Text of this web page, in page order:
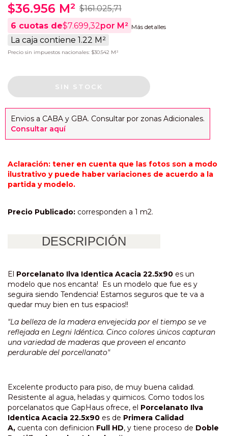
$36.956 M² $161.025,71
6 cuotas de$7.699,32por M² Más detalles
La caja contiene 1.22 M²
Precio sin impuestos nacionales: $30.542 M²
Envios a CABA y GBA. Consultar por zonas Adicionales.
Consultar aquí
Aclaración: tener en cuenta que las fotos son a modo
ilustrativo y puede haber variaciones de acuerdo a la
partida y modelo.
Precio Publicado: corresponden a 1 m2.
DESCRIPCIÓN
El Porcelanato Ilva Identica Acacia 22.5x90 es un
modelo que nos encanta! Es un modelo que fue es y
seguira siendo Tendencia! Estamos seguros que te va a
quedar muy bien en tus espacios!!
"La belleza de la madera envejecida por el tiempo se ve
reflejada en Legni Idéntica. Cinco colores únicos capturan
una variedad de maderas que proveen el encanto
perdurable del porcellanato"
Excelente producto para piso, de muy buena calidad.
Resistente al agua, heladas y quimicos. Como todos los
porcelanatos que GapHaus ofrece, el Porcelanato Ilva
Identica Acacia 22.5x90 es de Primera Calidad
A, cuenta con definicion Full HD, y tiene proceso de Doble